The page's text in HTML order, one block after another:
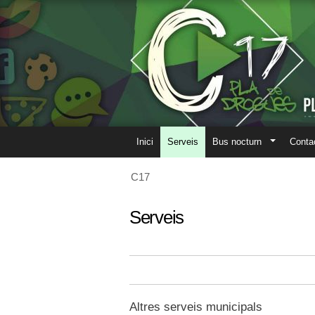
Inici Serveis Bus nocturn
C17
Serveis
Altres serveis municipals